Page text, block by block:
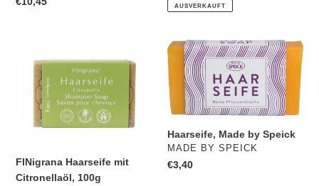
AUSVERKAUFT
Haarseife
Citronellaöl,
rechteckig,
5
Pflanzenölen
FINigrana Haarseife mit
Citronellaöl, 100g
Haarseife,
Made
by
Speick
Haarseife, Made by Speick
VERKÄUFER
MADE BY SPEICK
Normaler
€3,40